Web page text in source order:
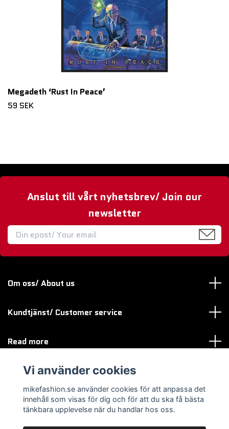
Megadeth ‘Rust In Peace’
59 SEK
Anslut till vårt nyhetsbrev/ Join our
newsletter
Om oss/ About us
Kundtjänst/ Customer service
Read more
Sociala medier
Vi använder cookies
mikefashion.se använder cookies för att anpassa det
innehåll som visas för dig och för att du ska få bästa
tänkbara upplevelse när du handlar hos oss.